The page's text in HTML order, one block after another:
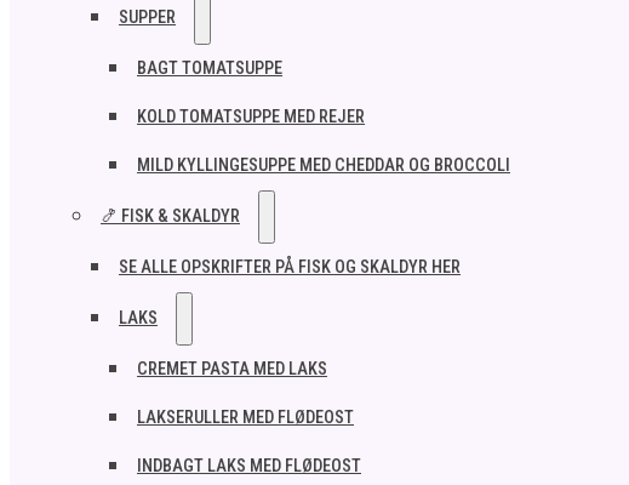
SUPPER
BAGT TOMATSUPPE
KOLD TOMATSUPPE MED REJER
MILD KYLLINGESUPPE MED CHEDDAR OG BROCCOLI
🍤 FISK & SKALDYR
SE ALLE OPSKRIFTER PÅ FISK OG SKALDYR HER
LAKS
CREMET PASTA MED LAKS
LAKSERULLER MED FLØDEOST
INDBAGT LAKS MED FLØDEOST